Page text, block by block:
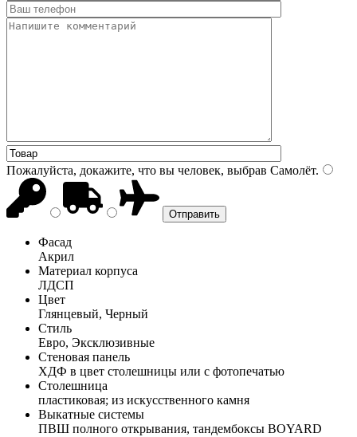
Пожалуйста, докажите, что вы человек, выбрав Самолёт.
Фасад
Акрил
Материал корпуса
ЛДСП
Цвет
Глянцевый, Черный
Стиль
Евро, Эксклюзивные
Стеновая панель
ХДФ в цвет столешницы или с фотопечатью
Столешница
пластиковая; из искусственного камня
Выкатные системы
ПВШ полного открывания, тандембоксы BOYARD